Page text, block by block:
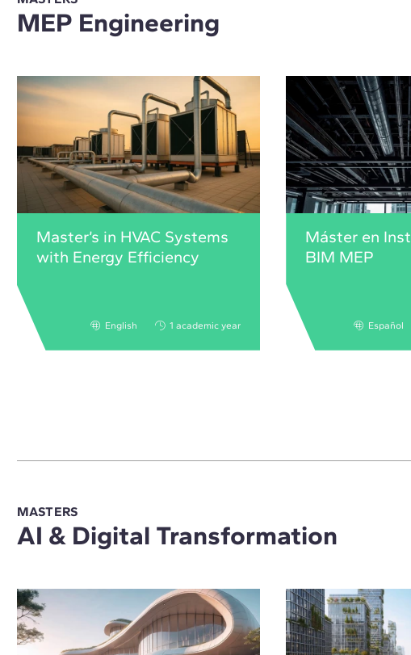
MEP Engineering
Master’s in HVAC Systems
with Energy Efficiency
English 1 academic year
Máster en
BIM MEP
Español
MASTERS
AI & Digital Transformation